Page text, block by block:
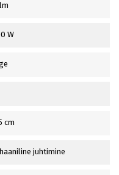
W
cm
juhtimine